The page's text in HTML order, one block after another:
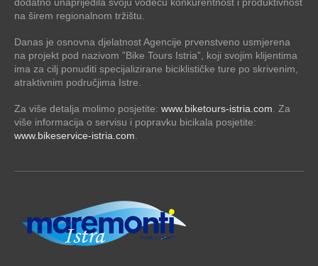
na širem regionalnom tržištu.
Danas je osnovna djelatnost Agencije prvenstveno usmjerena
na projekt pod nazivom ”Bike Tours Istria”, koji svojim klijentima
ima za cilj ponuditi specijalizirane biciklističke ture po skrivenim,
atraktivnim područjima Istre.
Za više detalja molimo posjetite: www.biketours-istria.com . Za
više informacija o servisu i popravku bicikala posjetite:
www.bikeservice-istria.com